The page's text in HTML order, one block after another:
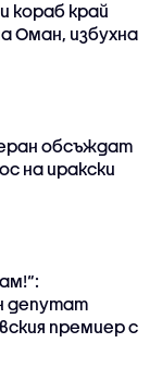
кораб край
Оман, избухна
обсъждат
на иракски
депутат
премиер с